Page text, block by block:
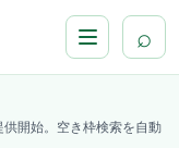
⌕
開始。空き枠検索を自動